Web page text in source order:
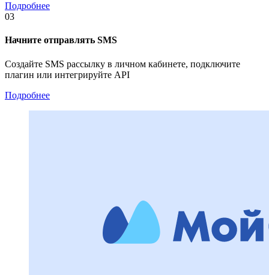
Подробнее
03
Начните отправлять SMS
Создайте SMS рассылку в личном кабинете, подключите
плагин или интегрируйте API
Подробнее